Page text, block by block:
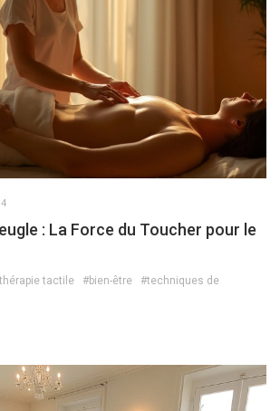
: La Force du Toucher pour le
tactile #bien-être
#techniques de